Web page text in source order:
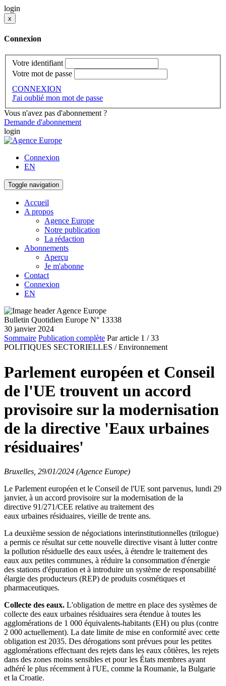
login
x
Connexion
Votre identifiant
Votre mot de passe
CONNEXION
J'ai oublié mon mot de passe
Vous n'avez pas d'abonnement ?
Demande d'abonnement
login
Connexion
EN
Toggle navigation
Accueil
A propos
Agence Europe
Notre publication
La rédaction
Abonnements
Aperçu
Je m'abonne
Contact
Connexion
EN
Bulletin Quotidien Europe N° 13338
30 janvier 2024
Sommaire Publication complète Par article 1 / 33
POLITIQUES SECTORIELLES / Environnement
Parlement européen et Conseil
de l'UE trouvent un accord
provisoire sur la modernisation
de la directive 'Eaux urbaines
résiduaires'
Bruxelles, 29/01/2024 (Agence Europe)
Le Parlement européen et le Conseil de l'UE sont parvenus, lundi 29
janvier, à un accord provisoire sur la modernisation de la
directive 91/271/CEE relative au traitement des
eaux urbaines résiduaires, vieille de trente ans.
La deuxième session de négociations interinstitutionnelles (trilogue)
a permis ce résultat sur cette nouvelle directive visant à lutter contre
la pollution résiduelle des eaux usées, à étendre le traitement des
eaux aux petites communes, à réduire la consommation d'énergie
des stations d'épuration et à introduire un système de responsabilité
élargie des producteurs (REP) de produits cosmétiques et
pharmaceutiques.
Collecte des eaux. L'obligation de mettre en place des systèmes de
collecte des eaux urbaines résiduaires sera étendue à toutes les
agglomérations de 1 000 équivalents-habitants (EH) ou plus (contre
2 000 actuellement). La date limite de mise en conformité avec cette
obligation est 2035. Des dérogations sont prévues pour les petites
agglomérations effectuant des rejets dans les eaux côtières, les rejets
dans des zones moins sensibles et pour les États membres ayant
adhéré le plus récemment à l'UE, comme la Roumanie, la Bulgarie
et la Croatie.